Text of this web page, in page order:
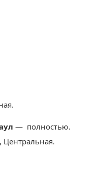
— полностью.